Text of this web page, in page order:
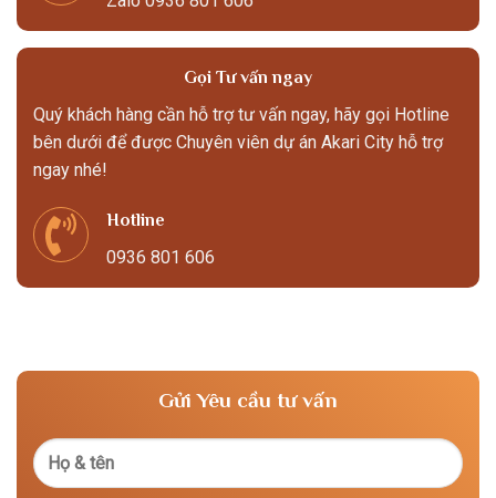
Gọi Tư vấn ngay
Quý khách hàng cần hỗ trợ tư vấn ngay, hãy gọi Hotline
bên dưới để được Chuyên viên dự án Akari City hỗ trợ
ngay nhé!
Hotline
0936 801 606
Gửi Yêu cầu tư vấn